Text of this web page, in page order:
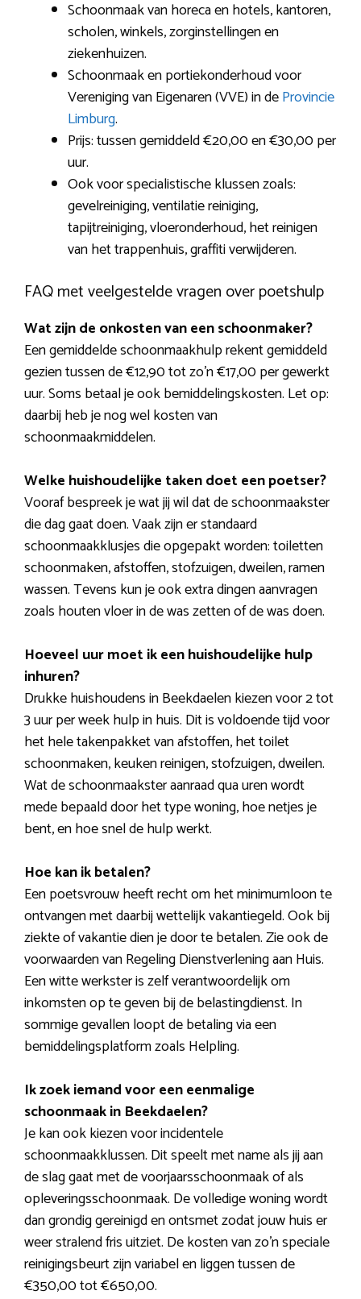
Schoonmaak van horeca en hotels, kantoren,
scholen, winkels, zorginstellingen en
ziekenhuizen.
Schoonmaak en portiekonderhoud voor
Vereniging van Eigenaren (VVE) in deProvincie
Limburg.
Prijs: tussen gemiddeld €20,00 en €30,00 per
uur.
Ook voor specialistische klussen zoals:
gevelreiniging, ventilatie reiniging,
tapijtreiniging, vloeronderhoud, het reinigen
van het trappenhuis, graffiti verwijderen.
FAQ met veelgestelde vragen over poetshulp
Wat zijn de onkosten van een schoonmaker?
Een gemiddelde schoonmaakhulp rekent gemiddeld
gezien tussen de €12,90 tot zo’n €17,00 per gewerkt
uur. Soms betaal je ook bemiddelingskosten. Let op:
daarbij heb je nog wel kosten van
schoonmaakmiddelen.
Welke huishoudelijke taken doet een poetser?
Vooraf bespreek je wat jij wil dat de schoonmaakster
die dag gaat doen. Vaak zijn er standaard
schoonmaakklusjes die opgepakt worden: toiletten
schoonmaken, afstoffen, stofzuigen, dweilen, ramen
wassen. Tevens kun je ook extra dingen aanvragen
zoals houten vloer in de was zetten of de was doen.
Hoeveel uur moet ik een huishoudelijke hulp
inhuren?
Drukke huishoudens in Beekdaelen kiezen voor 2 tot
3 uur per week hulp in huis. Dit is voldoende tijd voor
het hele takenpakket van afstoffen, het toilet
schoonmaken, keuken reinigen, stofzuigen, dweilen.
Wat de schoonmaakster aanraad qua uren wordt
mede bepaald door het type woning, hoe netjes je
bent, en hoe snel de hulp werkt.
Hoe kan ik betalen?
Een poetsvrouw heeft recht om het minimumloon te
ontvangen met daarbij wettelijk vakantiegeld. Ook bij
ziekte of vakantie dien je door te betalen. Zie ook de
voorwaarden van Regeling Dienstverlening aan Huis.
Een witte werkster is zelf verantwoordelijk om
inkomsten op te geven bij de belastingdienst. In
sommige gevallen loopt de betaling via een
bemiddelingsplatform zoals Helpling.
Ik zoek iemand voor een eenmalige
schoonmaak in Beekdaelen?
Je kan ook kiezen voor incidentele
schoonmaakklussen. Dit speelt met name als jij aan
de slag gaat met de voorjaarsschoonmaak of als
opleveringsschoonmaak. De volledige woning wordt
dan grondig gereinigd en ontsmet zodat jouw huis er
weer stralend fris uitziet. De kosten van zo’n speciale
reinigingsbeurt zijn variabel en liggen tussen de
€350,00 tot €650,00.